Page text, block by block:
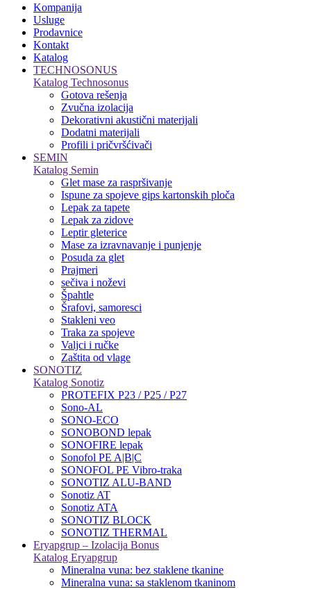
Kompanija
Usluge
Prodavnice
Kontakt
Katalog
TECHNOSONUS
Katalog Technosonus
Gotova rešenja
Zvučna izolacija
Dekorativni akustični materijali
Dodatni materijali
Profili i pričvršćivači
SEMIN
Katalog Semin
Glet mase za raspršivanje
Ispune za spojeve gips kartonskih ploča
Lepak za tapete
Lepak za zidove
Leptir gleterice
Mase za izravnavanje i punjenje
Posuda za glet
Prajmeri
sečiva i noževi
Špahtle
Šrafovi, samoresci
Stakleni veo
Traka za spojeve
Valjci i ručke
Zaštita od vlage
SONOTIZ
Katalog Sonotiz
PROTEFIX P23 / P25 / P27
Sono-AL
SONO-ECO
SONOBOND lepak
SONOFIRE lepak
Sonofol PE A|B|C
SONOFOL PE Vibro-traka
SONOTIZ ALU-BAND
Sonotiz AT
Sonotiz ATA
SONOTIZ BLOCK
SONOTIZ THERMAL
Eryapgrup – Izolacija Bonus
Katalog Eryapgrup
Mineralna vuna: bez staklene tkanine
Mineralna vuna: sa staklenom tkaninom